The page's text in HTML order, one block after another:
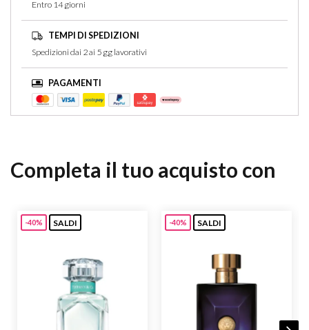
Entro 14 giorni
TEMPI DI SPEDIZIONI
Spedizioni dai 2 ai 5 gg lavorativi
PAGAMENTI
Completa il tuo acquisto con
-40% SALDI -40% SALDI